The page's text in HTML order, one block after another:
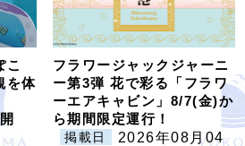
こ
を体
フラワージャックジャーニ
ー第3弾 花で彩る「フラワ
ーエアキャビン」8/7(金)か
ら期間限定運行！
掲載日
2026年08月04